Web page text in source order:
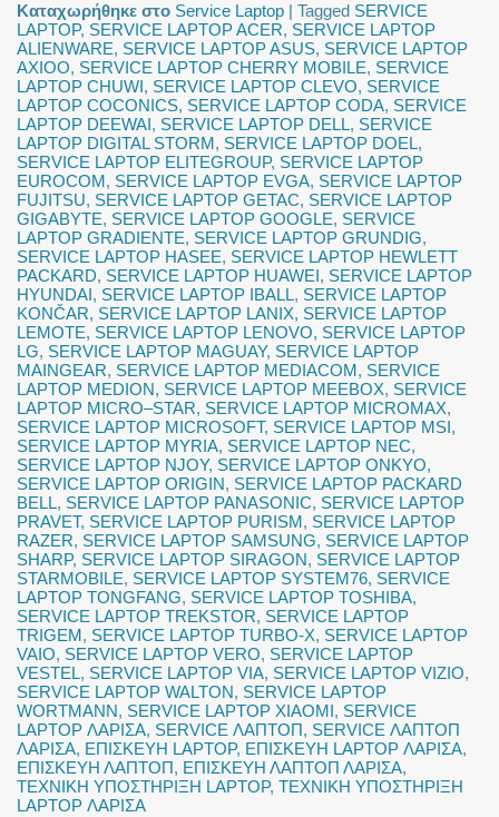
Καταχωρήθηκε στο Service Laptop |Tagged SERVICE
LAPTOP, SERVICE LAPTOP ACER, SERVICE LAPTOP
ALIENWARE, SERVICE LAPTOP ASUS, SERVICE LAPTOP
AXIOO, SERVICE LAPTOP CHERRY MOBILE, SERVICE
LAPTOP CHUWI, SERVICE LAPTOP CLEVO, SERVICE
LAPTOP COCONICS, SERVICE LAPTOP CODA, SERVICE
LAPTOP DEEWAI, SERVICE LAPTOP DELL, SERVICE
LAPTOP DIGITAL STORM, SERVICE LAPTOP DOEL,
SERVICE LAPTOP ELITEGROUP, SERVICE LAPTOP
EUROCOM, SERVICE LAPTOP EVGA, SERVICE LAPTOP
FUJITSU, SERVICE LAPTOP GETAC, SERVICE LAPTOP
GIGABYTE, SERVICE LAPTOP GOOGLE, SERVICE
LAPTOP GRADIENTE, SERVICE LAPTOP GRUNDIG,
SERVICE LAPTOP HASEE, SERVICE LAPTOP HEWLETT
PACKARD, SERVICE LAPTOP HUAWEI, SERVICE LAPTOP
HYUNDAI, SERVICE LAPTOP IBALL, SERVICE LAPTOP
KONČAR, SERVICE LAPTOP LANIX, SERVICE LAPTOP
LEMOTE, SERVICE LAPTOP LENOVO, SERVICE LAPTOP
LG, SERVICE LAPTOP MAGUAY, SERVICE LAPTOP
MAINGEAR, SERVICE LAPTOP MEDIACOM, SERVICE
LAPTOP MEDION, SERVICE LAPTOP MEEBOX, SERVICE
LAPTOP MICRO–STAR, SERVICE LAPTOP MICROMAX,
SERVICE LAPTOP MICROSOFT, SERVICE LAPTOP MSI,
SERVICE LAPTOP MYRIA, SERVICE LAPTOP NEC,
SERVICE LAPTOP NJOY, SERVICE LAPTOP ONKYO,
SERVICE LAPTOP ORIGIN, SERVICE LAPTOP PACKARD
BELL, SERVICE LAPTOP PANASONIC, SERVICE LAPTOP
PRAVET, SERVICE LAPTOP PURISM, SERVICE LAPTOP
RAZER, SERVICE LAPTOP SAMSUNG, SERVICE LAPTOP
SHARP, SERVICE LAPTOP SIRAGON, SERVICE LAPTOP
STARMOBILE, SERVICE LAPTOP SYSTEM76, SERVICE
LAPTOP TONGFANG, SERVICE LAPTOP TOSHIBA,
SERVICE LAPTOP TREKSTOR, SERVICE LAPTOP
TRIGEM, SERVICE LAPTOP TURBO-X, SERVICE LAPTOP
VAIO, SERVICE LAPTOP VERO, SERVICE LAPTOP
VESTEL, SERVICE LAPTOP VIA, SERVICE LAPTOP VIZIO,
SERVICE LAPTOP WALTON, SERVICE LAPTOP
WORTMANN, SERVICE LAPTOP XIAOMI, SERVICE
LAPTOP ΛΑΡΙΣΑ, SERVICE ΛΑΠΤΟΠ, SERVICE ΛΑΠΤΟΠ
ΛΑΡΙΣΑ, ΕΠΙΣΚΕΥΗ LAPTOP, ΕΠΙΣΚΕΥΗ LAPTOP ΛΑΡΙΣΑ,
ΕΠΙΣΚΕΥΗ ΛΑΠΤΟΠ, ΕΠΙΣΚΕΥΗ ΛΑΠΤΟΠ ΛΑΡΙΣΑ,
ΤΕΧΝΙΚΗ ΥΠΟΣΤΗΡΙΞΗ LAPTOP,ΤΕΧΝΙΚΗ ΥΠΟΣΤΗΡΙΞΗ
LAPTOP ΛΑΡΙΣΑ